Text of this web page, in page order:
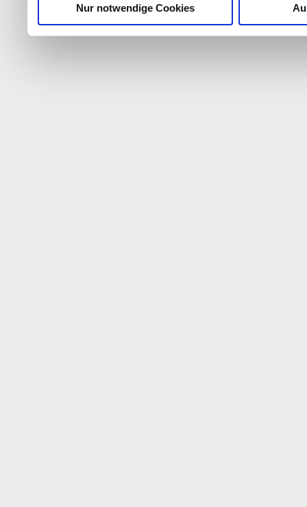
Nur notwendige Cookies